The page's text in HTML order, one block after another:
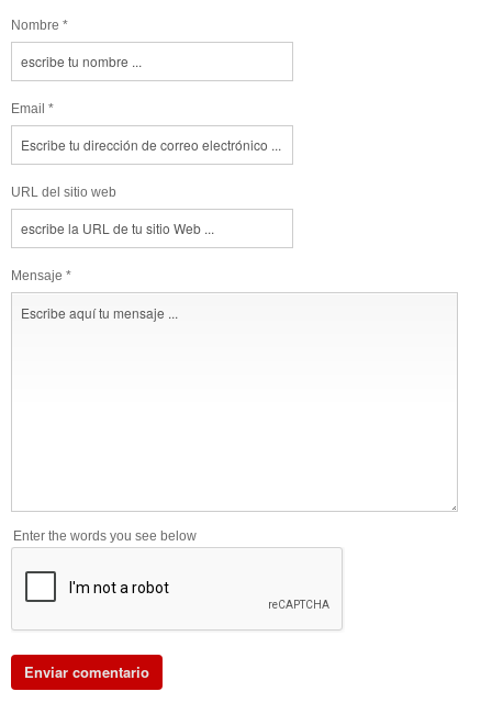
Nombre *
Email *
URL del sitio web
Mensaje *
Enter the words you see below